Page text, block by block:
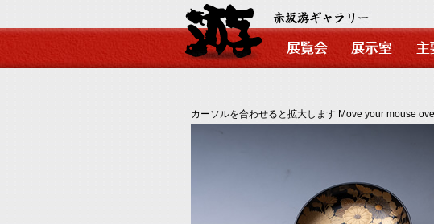
カーソルを合わせると拡大します Move your mouse